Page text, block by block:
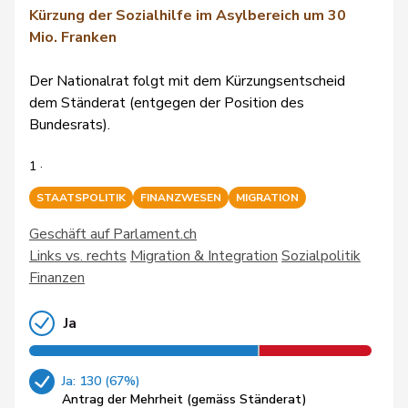
Kürzung der Sozialhilfe im Asylbereich um 30
Mio. Franken
Der Nationalrat folgt mit dem Kürzungsentscheid
dem Ständerat (entgegen der Position des
Bundesrats).
1 ·
STAATSPOLITIK FINANZWESEN MIGRATION
Geschäft auf Parlament.ch
Links vs. rechts Migration & Integration Sozialpolitik
Finanzen
Ja
Ja: 130 (67%)
Antrag der Mehrheit (gemäss Ständerat)